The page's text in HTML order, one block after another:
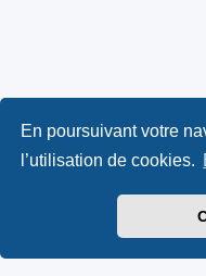
En poursuivant votre
l’utilisation de cookies.